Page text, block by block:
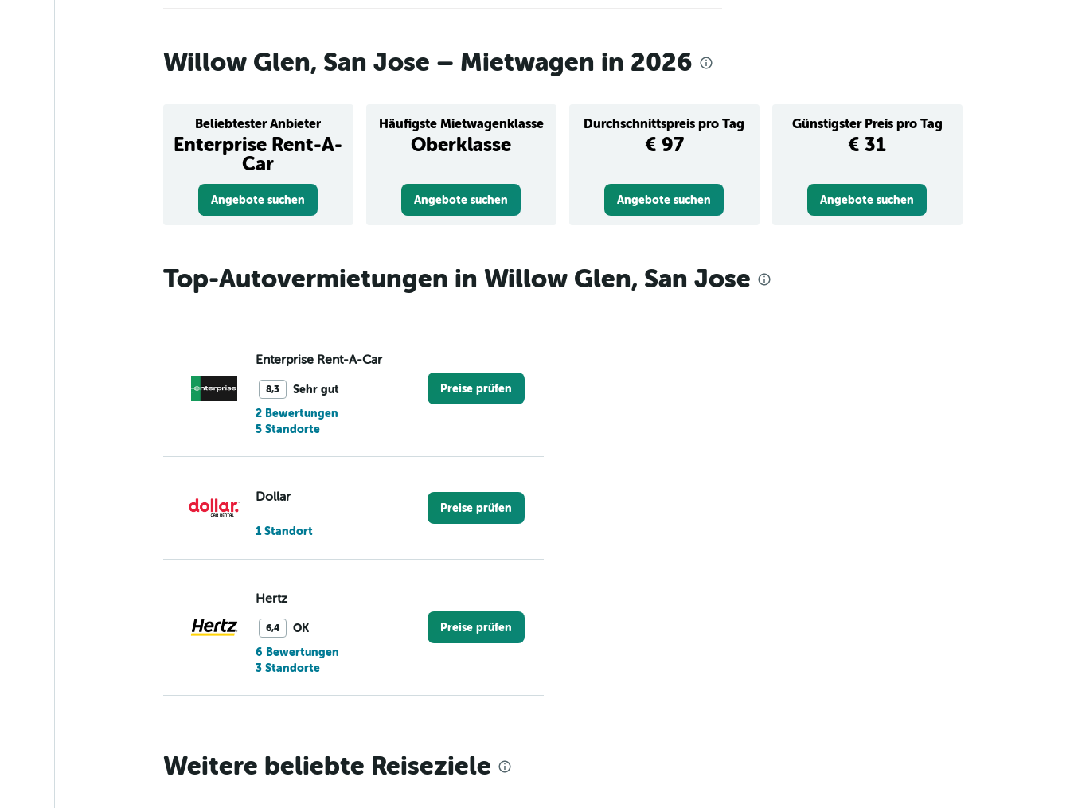
Willow Glen, San Jose – Mietwagen in 2026
Beliebtester Anbieter
Enterprise Rent-A-
Car
Häufigste Mietwagenklasse
Oberklasse
Durchschnittspreis pro Tag
€ 97
Günstigster Preis pro Tag
€ 31
Angebote suchen Angebote suchen Angebote suchen Angebote suchen
Top-Autovermietungen in Willow Glen, San Jose
Enterprise Rent-A-Car
8,3
Sehr gut
2 Bewertungen
5 Standorte
Preise prüfen
Dollar
1 Standort
Preise prüfen
Hertz
6,4
OK
6 Bewertungen
3 Standorte
Preise prüfen
1 Standort
Weitere beliebte Reiseziele